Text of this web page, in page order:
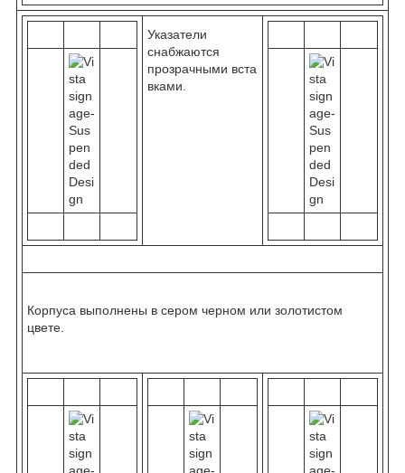
Указатели
снабжаются
прозрачными вста
вками.
Корпуса выполнены в сером черном или золотистом
цвете.